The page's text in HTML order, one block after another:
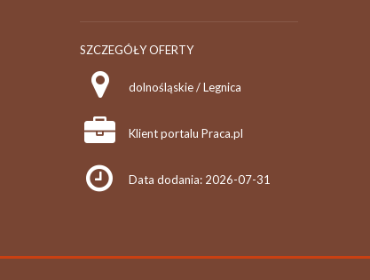
SZCZEGÓŁY OFERTY
dolnośląskie / Legnica
Klient portalu Praca.pl
Data dodania: 2026-07-31